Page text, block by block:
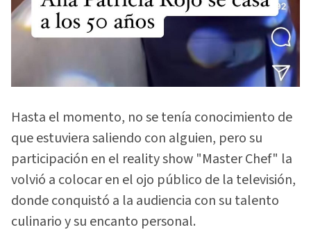
Hasta el momento, no se tenía conocimiento de
que estuviera saliendo con alguien, pero su
participación en el reality show "Master Chef" la
volvió a colocar en el ojo público de la televisión,
donde conquistó a la audiencia con su talento
culinario y su encanto personal.